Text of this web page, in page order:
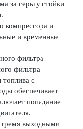
за серьгу стойки
компрессора и
и временные
фильтра
фильтра
топлива с
обеспечивает
попадание
тремя выходными